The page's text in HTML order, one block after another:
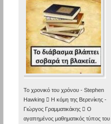
Το χρονικό του χρόνου - Stephen
Hawking  Η κόμη της Βερενίκης -
Γιώργος Γραμματικάκης  Ο
αγαπημένος μαθηματικός τύπος του